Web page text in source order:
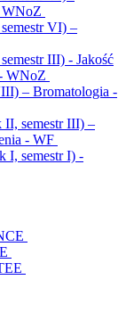
WNoZ
VI) –
III) - Jakość
WNoZ
– Bromatologia -
II, semestr III) –
- WF
I, semestr I) -